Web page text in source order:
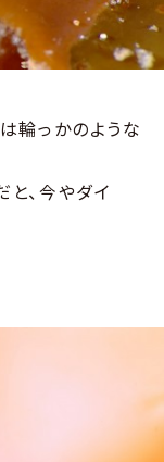
輪っかのような
、今やダイ